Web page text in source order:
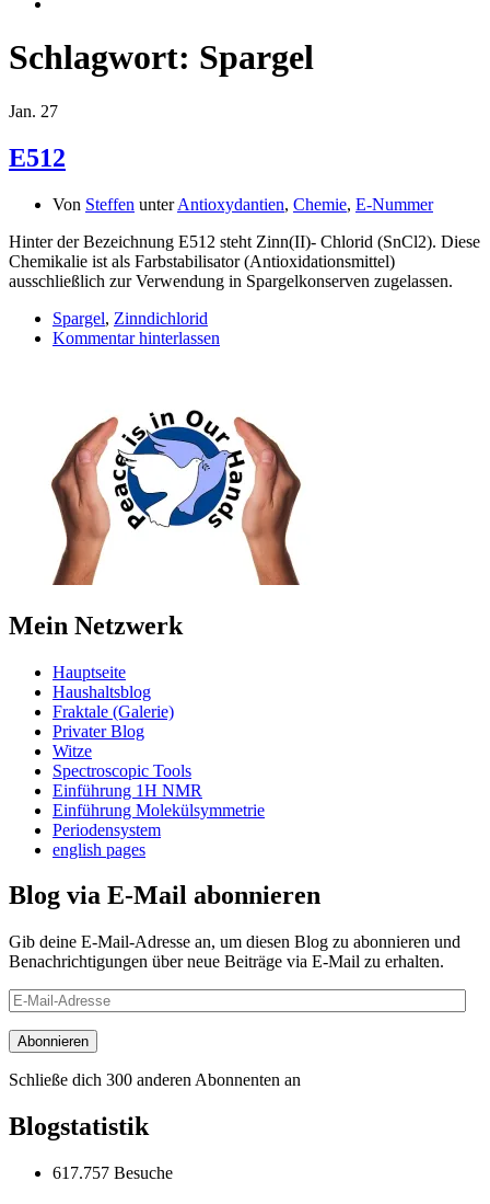
Schlagwort: Spargel
Jan. 27
E512
Von Steffen unterAntioxydantien, Chemie, E-Nummer
Hinter der Bezeichnung E512 steht Zinn(II)- Chlorid (SnCl2). Diese
Chemikalie ist als Farbstabilisator (Antioxidationsmittel)
ausschließlich zur Verwendung in Spargelkonserven zugelassen.
Spargel, Zinndichlorid
Kommentar hinterlassen
Mein Netzwerk
Hauptseite
Haushaltsblog
Fraktale (Galerie)
Privater Blog
Witze
Spectroscopic Tools
Einführung 1H NMR
Einführung Molekülsymmetrie
Periodensystem
english pages
Blog via E-Mail abonnieren
Gib deine E-Mail-Adresse an, um diesen Blog zu abonnieren und
Benachrichtigungen über neue Beiträge via E-Mail zu erhalten.
E-
Mail-
Adresse
Abonnieren
Schließe dich 300 anderen Abonnenten an
Blogstatistik
617.757 Besuche